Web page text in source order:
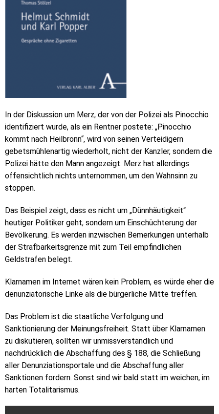
In der Diskussion um Merz, der von der Polizei als Pinocchio
identifiziert wurde, als ein Rentner postete: „Pinocchio
kommt nach Heilbronn“, wird von seinen Verteidigern
gebetsmühlenartig wiederholt, nicht der Kanzler, sondern die
Polizei hätte den Mann angezeigt. Merz hat allerdings
offensichtlich nichts unternommen, um den Wahnsinn zu
stoppen.
Das Beispiel zeigt, dass es nicht um „Dünnhäutigkeit“
heutiger Politiker geht, sondern um Einschüchterung der
Bevölkerung. Es werden inzwischen Bemerkungen unterhalb
der Strafbarkeitsgrenze mit zum Teil empfindlichen
Geldstrafen belegt.
Klarnamen im Internet wären kein Problem, es würde eher die
denunziatorische Linke als die bürgerliche Mitte treffen.
Das Problem ist die staatliche Verfolgung und
Sanktionierung der Meinungsfreiheit. Statt über Klarnamen
zu diskutieren, sollten wir unmissverständlich und
nachdrücklich die Abschaffung des § 188, die Schließung
aller Denunziationsportale und die Abschaffung aller
Sanktionen fordern. Sonst sind wir bald statt im weichen, im
harten Totalitarismus.